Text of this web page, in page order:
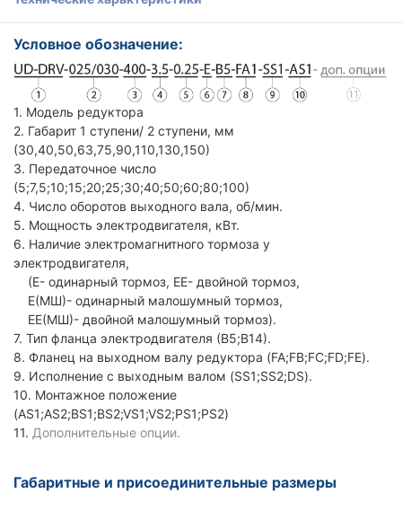
Условное обозначение:
1. Модель редуктора
2. Габарит 1 ступени/ 2 ступени, мм
(30,40,50,63,75,90,110,130,150)
3. Передаточное число
(5;7,5;10;15;20;25;30;40;50;60;80;100)
4. Число оборотов выходного вала, об/мин.
5. Мощность электродвигателя, кВт.
6. Наличие электромагнитного тормоза у
электродвигателя,
(Е- одинарный тормоз, ЕЕ- двойной тормоз,
Е(МШ)- одинарный малошумный тормоз,
ЕЕ(МШ)- двойной малошумный тормоз).
7. Тип фланца электродвигателя (В5;В14).
8. Фланец на выходном валу редуктора (FA;FB;FC;FD;FE).
9. Исполнение с выходным валом (SS1;SS2;DS).
10. Монтажное положение
(AS1;AS2;BS1;BS2;VS1;VS2;PS1;PS2)
11. Дополнительные опции.
Габаритные и присоединительные размеры